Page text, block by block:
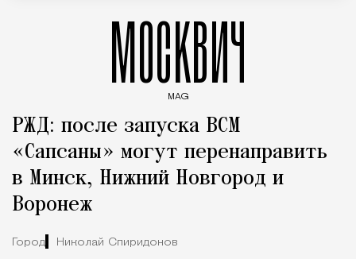
МОСКВИЧ
MAG
РЖД: после запуска ВСМ
«Сапсаны» могут перенаправить
в Минск, Нижний Новгород и
Воронеж
Город Николай Спиридонов